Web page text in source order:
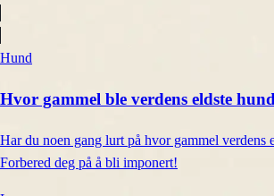
Hund
Hvor gammel ble verdens eldste hund
Har du noen gang lurt på hvor gammel verdens
Forbered deg på å bli imponert!